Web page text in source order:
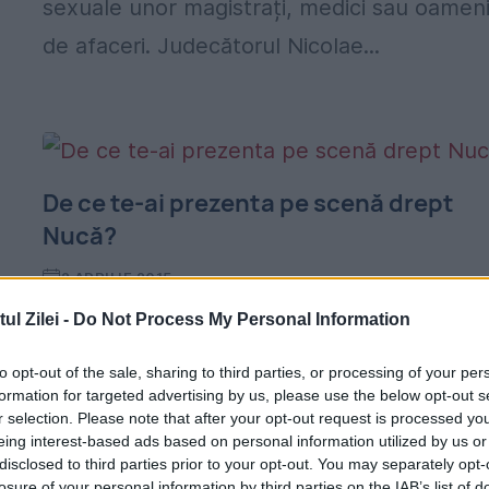
Zilei - Do Not Process My Personal Information
opt-out of the sale, sharing to third parties, or processing of your
for targeted advertising by us, please use the below opt-out
selection. Please note that after your opt-out request is processed
interest-based ads based on personal information utilized by us
to third parties prior to your opt-out. You may separately
sexuale unor magistrați, medici sau
de afaceri. Judecătorul Nicolae...
De ce te-ai prezenta pe scenă drept
Nucă?
2 APRILIE 2015
Se pare că, în ultima vreme, tradiția
domeniul trecutului. În prezent, acest
aspect este ușor trecut cu vederea dacă
proaspăt...